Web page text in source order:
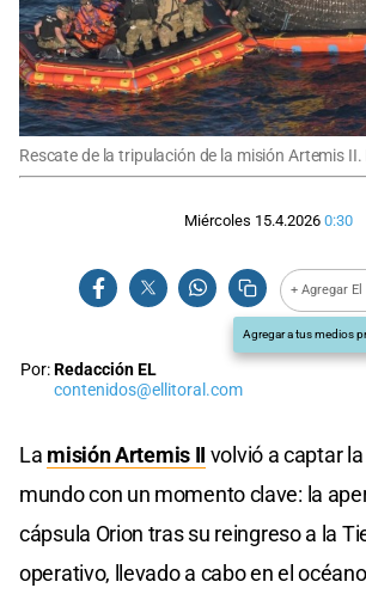
Rescate de la tripulación de la misión Artemis II.
Miércoles 15.4.2026 0:30
+ Agregar
Agregar a tus medios
Por:Redacción EL
contenidos@ellitoral.com
La misión Artemis II volvió a captar
mundo con un momento clave: la
cápsula Orion tras su reingreso a la
operativo, llevado a cabo en el